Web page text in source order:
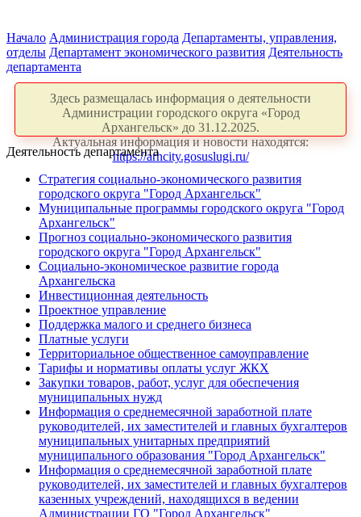
Начало Администрация города Департаменты, управления,
отделы Департамент экономического развития Деятельность
департамента
Здесь размещалась информация о деятельности
Администрации городского округа «Город
Архангельск» до 31.12.2025.
Актуальная информация и новости находятся:
https://arhcity.gosuslugi.ru/
Деятельность департамента
Стратегия социально-экономического развития
городского округа "Город Архангельск"
Муниципальные программы городского округа "Город
Архангельск"
Прогноз социально-экономического развития
городского округа "Город Архангельск"
Социально-экономическое развитие города
Архангельска
Инвестиционная деятельность
Проектное управление
Поддержка малого и среднего бизнеса
Платные услуги
Территориальное общественное самоуправление
Тарифы и нормативы оплаты услуг ЖКХ
Закупки товаров, работ, услуг для обеспечения
муниципальных нужд
Информация о среднемесячной заработной плате
руководителей, их заместителей и главных бухгалтеров
муниципальных унитарных предприятий
муниципального образования "Город Архангельск"
Информация о среднемесячной заработной плате
руководителей, их заместителей и главных бухгалтеров
казенных учреждений, находящихся в ведении
Администрации ГО "Город Архангельск"